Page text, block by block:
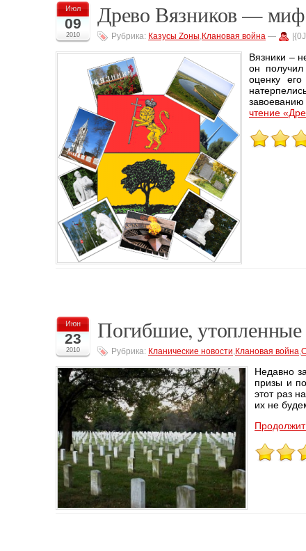
Июл
09
2010
Древо Вязников — миф
Рубрика: Казусы Zоны,Клановая война —
Вязники –
он
оценку
чтение
Июн
23
2010
Погибшие, утопленные
Рубрика: Кланические новости Клановая война
Недавно
призы и
этот раз
их не